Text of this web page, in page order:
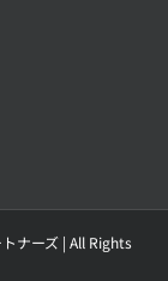
ナーズ | All Rights